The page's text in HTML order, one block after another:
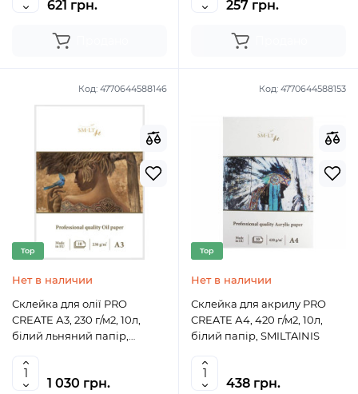
621 грн. 257 грн.
Код: 4770644588146
Top
Нет в наличии
Склейка для олії PRO
CREATE А3, 230 г/м2, 10л,
білий льняний папір,
1 030 грн.
Код: 4770644588153
Top
Нет в наличии
Склейка для акрилу PRO
CREATE А4, 420 г/м2, 10л,
білий папір, SMILTAINIS
438 грн.